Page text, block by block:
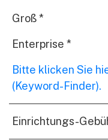
Groß *
Enterprise *
Bitte klicken Sie
(Keyword-Finder).
Einrichtungs-